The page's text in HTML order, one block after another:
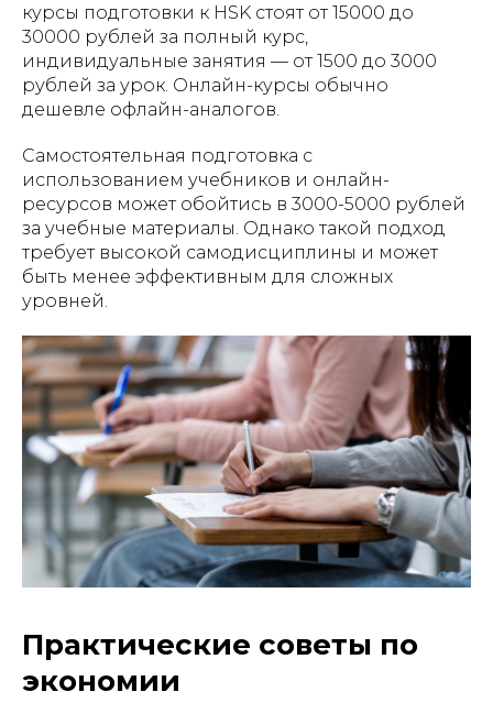
курсы подготовки к HSK стоят от 15000 до
30000 рублей за полный курс,
индивидуальные занятия — от 1500 до 3000
рублей за урок. Онлайн-курсы обычно
дешевле офлайн-аналогов.
Самостоятельная подготовка с
использованием учебников и онлайн-
ресурсов может обойтись в 3000-5000 рублей
за учебные материалы. Однако такой подход
требует высокой самодисциплины и может
быть менее эффективным для сложных
уровней.
Практические советы по
экономии